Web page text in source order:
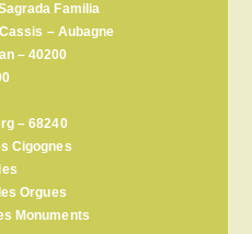
Familia
– Aubagne
– 40200
– 68240
Cigognes
Orgues
Monuments